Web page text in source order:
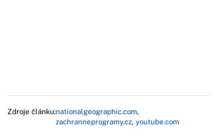
Zdroje článku:nationalgeographic.com,
zachranneprogramy.cz, youtube.com